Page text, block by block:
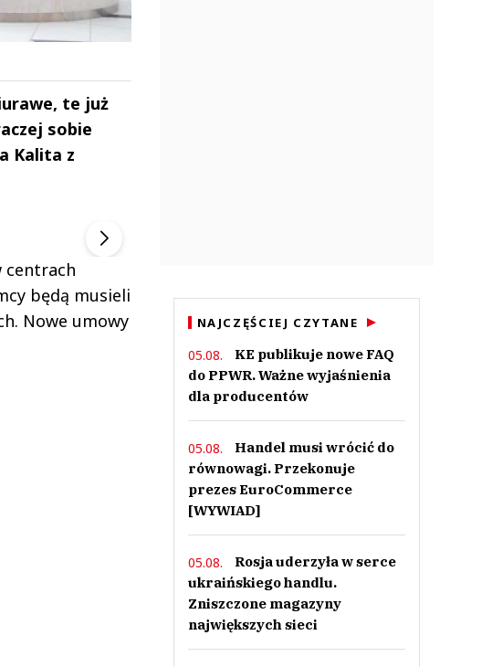
te już
sobie
Kalita z
centrach
będą musieli
Nowe umowy
NAJCZĘŚCIEJ CZYTANE
05.08.
KE publikuje nowe FAQ
do PPWR. Ważne wyjaśnienia
dla producentów
05.08.
Handel musi wrócić do
równowagi. Przekonuje
prezes EuroCommerce
[WYWIAD]
05.08.
Rosja uderzyła w serce
ukraińskiego handlu.
Zniszczone magazyny
największych sieci